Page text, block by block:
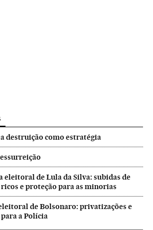
destruição como estratégia
eleitoral de Lula da Silva: subidas de
e proteção para as minorias
de Bolsonaro: privatizações e
a Polícia